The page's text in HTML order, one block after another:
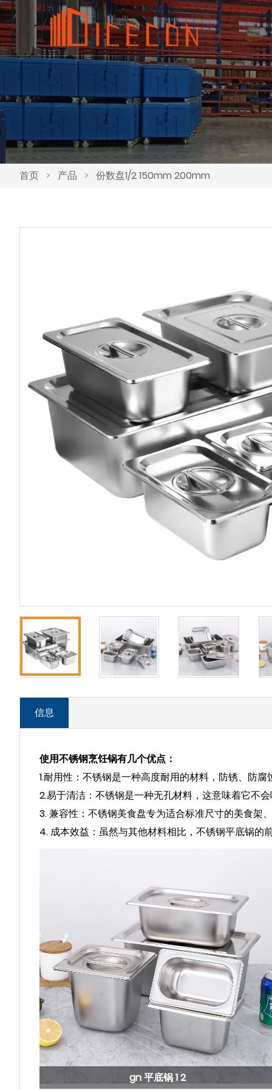
首页 > 产品 > 份数盘1/2 150mm 200mm
信息
使用不锈钢烹饪锅有几个优点：
1.耐用性：不锈钢是一种高度耐用的材料，防锈、防
2.易于清洁：不锈钢是一种无孔材料，这意味着它不
3. 兼容性：不锈钢美食盘专为适合标准尺寸的美食架
4. 成本效益：虽然与其他材料相比，不锈钢平底锅
gn 平底锅 1 2